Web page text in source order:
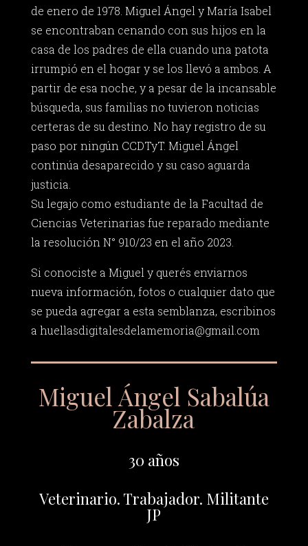
de enero de 1978. Miguel Ángel y María Isabel
se encontraban cenando con sus hijos en la
casa de los padres de ella cuando una patota
irrumpió en el hogar y se los llevó a ambos. A
partir de esa noche, y a pesar de la incansable
búsqueda, sus familias no tuvieron noticias
certeras de su destino. No hay registro de su
paso por ningún CCDTyT. Miguel Ángel
continúa desaparecido y su caso aguarda
justicia.
Su legajo como estudiante de la Facultad de
Ciencias Veterinarias fue reparado mediante
la resolución N° 910/23 en el año 2023.
Si conociste a Miguel y querés enviarnos
nueva información, fotos o cualquier dato que
se pueda agregar a esta semblanza, escribinos
a huellasdigitalesdelamemoria@gmail.com
Miguel Ángel Sabalúa
Zabalza
30 años
Veterinario. Trabajador. Militante
JP